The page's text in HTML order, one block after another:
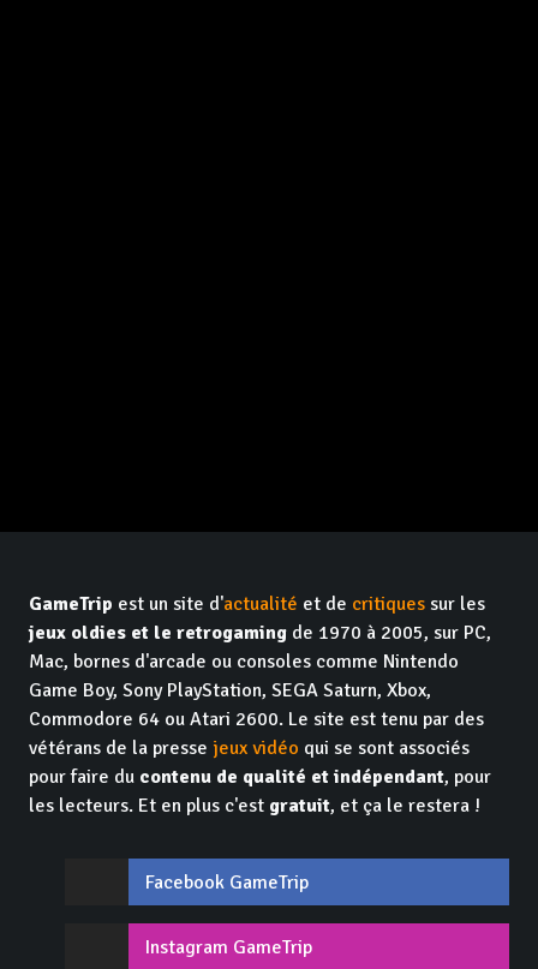
GameTrip est un site d'actualité et de critiques sur les
jeux oldies et le retrogaming de 1970 à 2005, sur PC,
Mac, bornes d'arcade ou consoles comme Nintendo
Game Boy, Sony PlayStation, SEGA Saturn, Xbox,
Commodore 64 ou Atari 2600. Le site est tenu par des
vétérans de la presse jeux vidéo qui se sont associés
pour faire du contenu de qualité et indépendant, pour
les lecteurs. Et en plus c'est gratuit, et ça le restera !
Facebook GameTrip
Instagram GameTrip